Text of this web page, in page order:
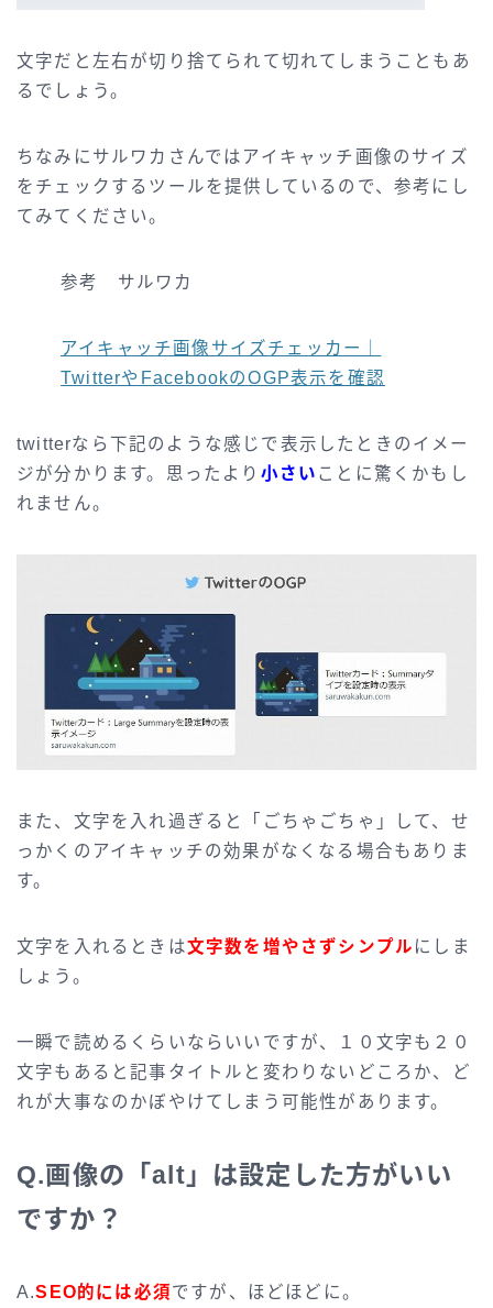
文字だと左右が切り捨てられて切れてしまうこともあ
るでしょう。
ちなみにサルワカさんではアイキャッチ画像のサイズ
をチェックするツールを提供しているので、参考にし
てみてください。
参考 サルワカ
アイキャッチ画像サイズチェッカー｜
TwitterやFacebookのOGP表示を確認
twitterなら下記のような感じで表示したときのイメー
ジが分かります。思ったより 小さい ことに驚くかもし
れません。
また、文字を入れ過ぎると「ごちゃごちゃ」して、せ
っかくのアイキャッチの効果がなくなる場合もありま
す。
文字を入れるときは文字数を増やさずシンプル にしま
しょう。
一瞬で読めるくらいならいいですが、１０文字も２０
文字もあると記事タイトルと変わりないどころか、ど
れが大事なのかぼやけてしまう可能性があります。
Q.画像の「alt」は設定した方がいい
ですか？
A.SEO的には必須ですが、ほどほどに。